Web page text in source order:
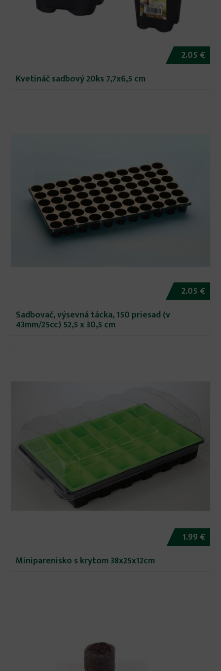
2.05 €
Kvetináč sadbový 20ks 7,7x6,5 cm
2.05 €
Sadbovač, výsevná tácka, 150 priesad (v
43mm/25cc) 52,5 x 30,5 cm
1.99 €
Miniparenisko s krytom 38x25x12cm